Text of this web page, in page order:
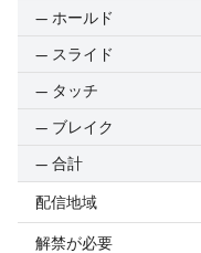
— ホールド
— スライド
— タッチ
— ブレイク
— 合計
配信地域
解禁が必要